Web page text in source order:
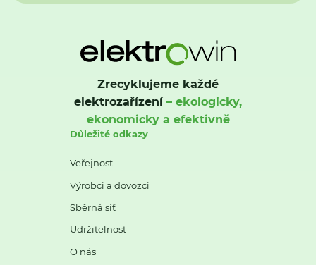
Zrecyklujeme každé
elektrozařízení– ekologicky,
ekonomicky a efektivně
Důležité odkazy
Veřejnost
Výrobci a dovozci
Sběrná síť
Udržitelnost
O nás